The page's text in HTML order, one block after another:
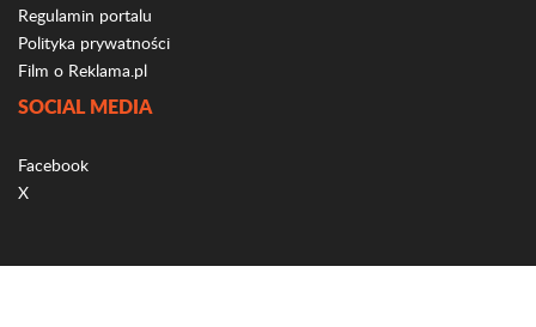
Regulamin portalu
Polityka prywatności
Film o Reklama.pl
SOCIAL MEDIA
Facebook
X